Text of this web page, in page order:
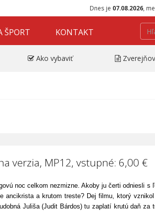
Dnes je 07.08.2026 ,
ŠPORT KONTAKT
Ako vybaviť
verzia, MP12, vstupné: 6,00 €
noc celkom nezmizne. Akoby ju čerti odniesli s
ancikrista a krutom treste? Dej filmu, ktorý
Juliša (Judit Bárdos) tu zaplatí krutú daň za